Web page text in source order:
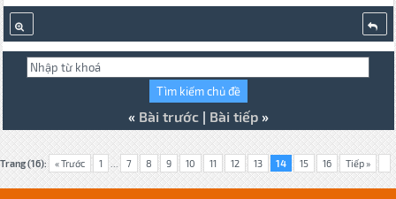
« Bài trước| Bài tiếp»
Trang (16): « Trước 1 ... 7 8 9 10 11 12 13 14 15 16 Tiếp »